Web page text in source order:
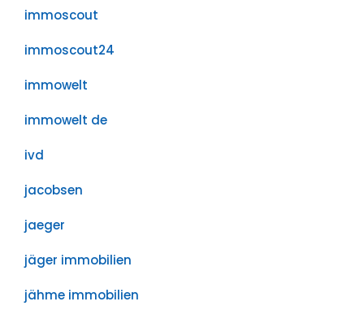
immoscout
immoscout24
immowelt
immowelt de
ivd
jacobsen
jaeger
jäger immobilien
jähme immobilien